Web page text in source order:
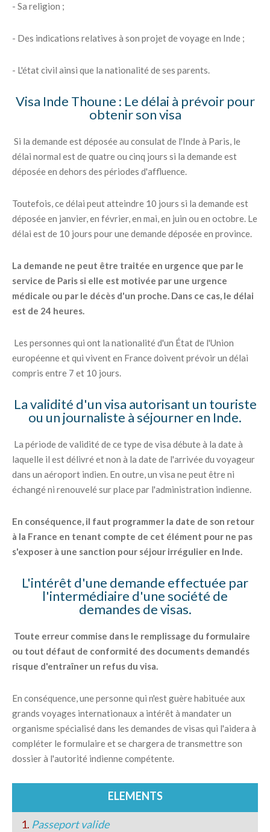
- Sa religion ;
- Des indications relatives à son projet de voyage en Inde ;
- L'état civil ainsi que la nationalité de ses parents.
Visa Inde Thoune : Le délai à prévoir pour
obtenir son visa
Si la demande est déposée au consulat de l'Inde à Paris, le
délai normal est de quatre ou cinq jours si la demande est
déposée en dehors des périodes d'affluence.
Toutefois, ce délai peut atteindre 10 jours si la demande est
déposée en janvier, en février, en mai, en juin ou en octobre. Le
délai est de 10 jours pour une demande déposée en province.
La demande ne peut être traitée en urgence que par le
service de Paris si elle est motivée par une urgence
médicale ou par le décès d'un proche. Dans ce cas, le délai
est de 24 heures.
Les personnes qui ont la nationalité d'un État de l'Union
européenne et qui vivent en France doivent prévoir un délai
compris entre 7 et 10 jours.
La validité d'un visa autorisant un touriste
ou un journaliste à séjourner en Inde.
La période de validité de ce type de visa débute à la date à
laquelle il est délivré et non à la date de l'arrivée du voyageur
dans un aéroport indien. En outre, un visa ne peut être ni
échangé ni renouvelé sur place par l'administration indienne.
En conséquence, il faut programmer la date de son retour
à la France en tenant compte de cet élément pour ne pas
s'exposer à une sanction pour séjour irrégulier en Inde.
L'intérêt d'une demande effectuée par
l'intermédiaire d'une société de
demandes de visas.
Toute erreur commise dans le remplissage du formulaire
ou tout défaut de conformité des documents demandés
risque d'entraîner un refus du visa.
En conséquence, une personne qui n'est guère habituée aux
grands voyages internationaux a intérêt à mandater un
organisme spécialisé dans les demandes de visas qui l'aidera à
compléter le formulaire et se chargera de transmettre son
dossier à l'autorité indienne compétente.
ELEMENTS
1. Passeport valide